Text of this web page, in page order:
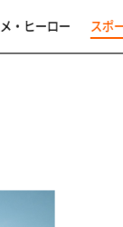
・ヒーロー スポ